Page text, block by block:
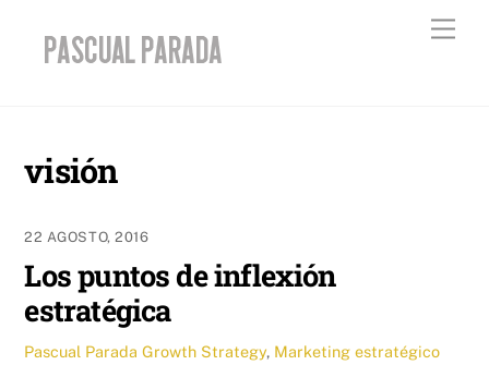
content
visión
22 AGOSTO, 2016
Los puntos de inflexión
estratégica
Pascual Parada Growth Strategy, Marketing estratégico